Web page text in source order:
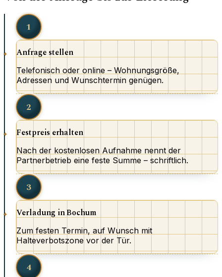
1
Anfrage stellen
Telefonisch oder online – Wohnungsgröße,
Adressen und Wunschtermin genügen.
2
Festpreis erhalten
Nach der kostenlosen Aufnahme nennt der
Partnerbetrieb eine feste Summe – schriftlich.
3
Verladung in Bochum
Zum festen Termin, auf Wunsch mit
Halteverbotszone vor der Tür.
4